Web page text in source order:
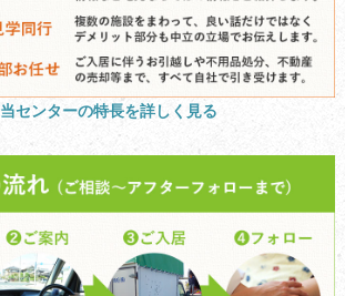
当センターの特長を詳しく見る